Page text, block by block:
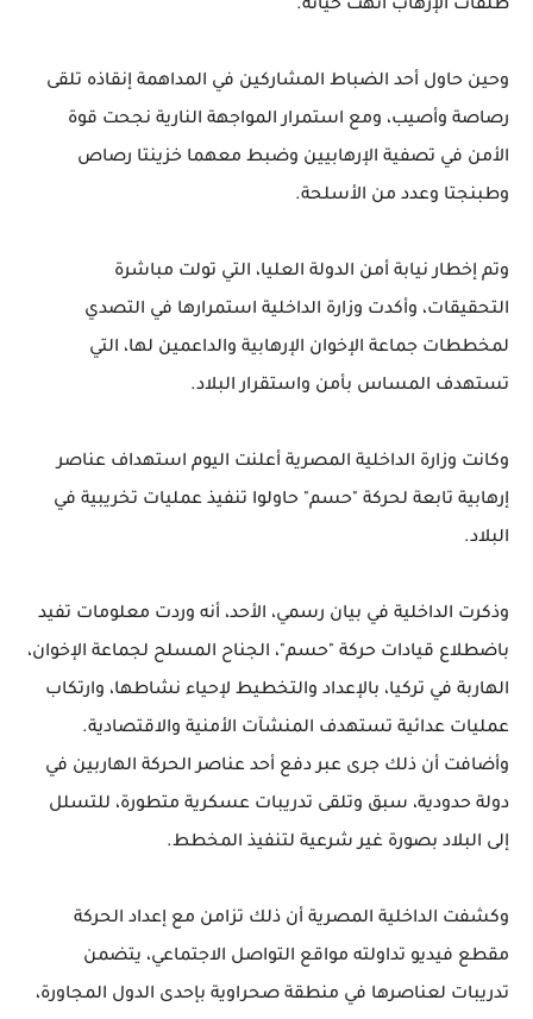
طلقات الإرهاب أنهت حياته.
وحين حاول أحد الضباط المشاركين في المداهمة إنقاذه تلقى
رصاصة وأصيب، ومع استمرار المواجهة النارية نجحت قوة
الأمن في تصفية الإرهابيين وضبط معهما خزينتا رصاص
وطبنجتا وعدد من الأسلحة.
وتم إخطار نيابة أمن الدولة العليا، التي تولت مباشرة
التحقيقات، وأكدت وزارة الداخلية استمرارها في التصدي
لمخططات جماعة الإخوان الإرهابية والداعمين لها، التي
تستهدف المساس بأمن واستقرار البلاد.
وكانت وزارة الداخلية المصرية أعلنت اليوم استهداف عناصر
إرهابية تابعة لحركة "حسم" حاولوا تنفيذ عمليات تخريبية في
البلاد.
وذكرت الداخلية في بيان رسمي، الأحد، أنه وردت معلومات تفيد
باضطلاع قيادات حركة "حسم"، الجناح المسلح لجماعة الإخوان،
الهاربة في تركيا، بالإعداد والتخطيط لإحياء نشاطها، وارتكاب
عمليات عدائية تستهدف المنشآت الأمنية والاقتصادية.
وأضافت أن ذلك جرى عبر دفع أحد عناصر الحركة الهاربين في
دولة حدودية، سبق وتلقى تدريبات عسكرية متطورة، للتسلل
إلى البلاد بصورة غير شرعية لتنفيذ المخطط.
وكشفت الداخلية المصرية أن ذلك تزامن مع إعداد الحركة
مقطع فيديو تداولته مواقع التواصل الاجتماعي، يتضمن
تدريبات لعناصرها في منطقة صحراوية بإحدى الدول المجاورة،